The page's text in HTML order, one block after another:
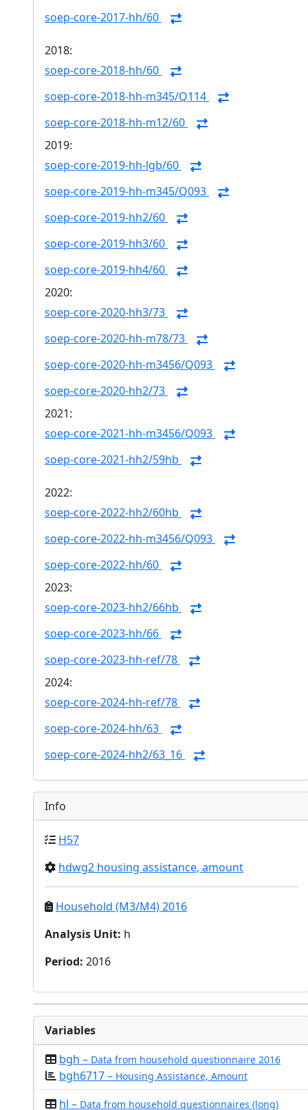
soep-core-2017-hh/60
2018:
soep-core-2018-hh/60
soep-core-2018-hh-m345/Q114
soep-core-2018-hh-m12/60
2019:
soep-core-2019-hh-lgb/60
soep-core-2019-hh-m345/Q093
soep-core-2019-hh2/60
soep-core-2019-hh3/60
soep-core-2019-hh4/60
2020:
soep-core-2020-hh3/73
soep-core-2020-hh-m78/73
soep-core-2020-hh-m3456/Q093
soep-core-2020-hh2/73
2021:
soep-core-2021-hh-m3456/Q093
soep-core-2021-hh2/59hb
2022:
soep-core-2022-hh2/60hb
soep-core-2022-hh-m3456/Q093
soep-core-2022-hh/60
2023:
soep-core-2023-hh2/66hb
soep-core-2023-hh/66
soep-core-2023-hh-ref/78
2024:
soep-core-2024-hh-ref/78
soep-core-2024-hh/63
soep-core-2024-hh2/63_16
Info
H57
hdwg2 housing assistance, amount
Household (M3/M4) 2016
Analysis Unit: h
Period: 2016
Variables
bgh – Data from household questionnaire 2016
bgh6717 – Housing Assistance, Amount
hl – Data from household questionnaires (long)